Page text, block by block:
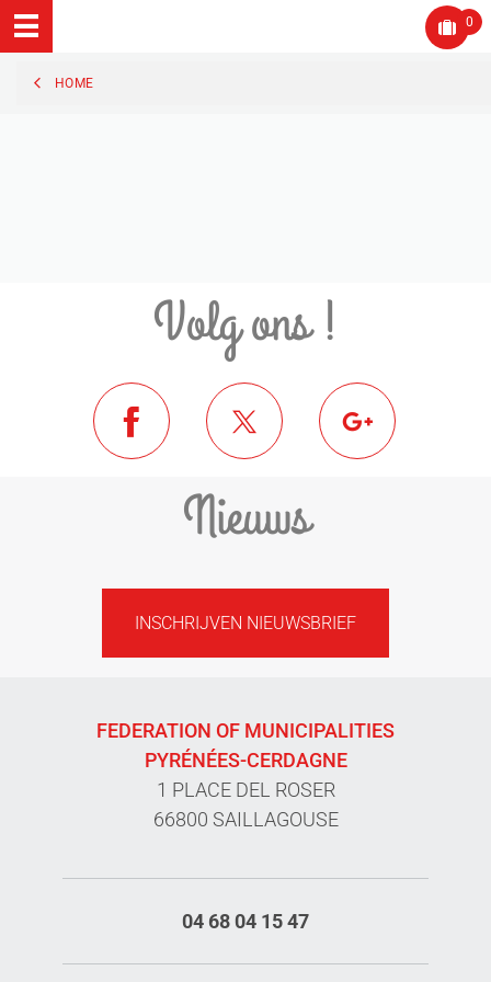
0
HOME
Volg ons !
Nieuws
INSCHRIJVEN NIEUWSBRIEF
FEDERATION OF MUNICIPALITIES
PYRÉNÉES-CERDAGNE
1 PLACE DEL ROSER
66800 SAILLAGOUSE
04 68 04 15 47